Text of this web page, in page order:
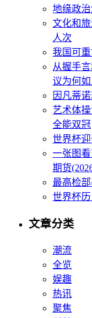
地缘政治
文化和旅
人次
我国可
从握手
议为何
因凡蒂
艺术体
全能双冠
世界杯
一张图
期货
最高检
世界杯
文章分类
潮流
全览
娱趣
热讯
聚焦